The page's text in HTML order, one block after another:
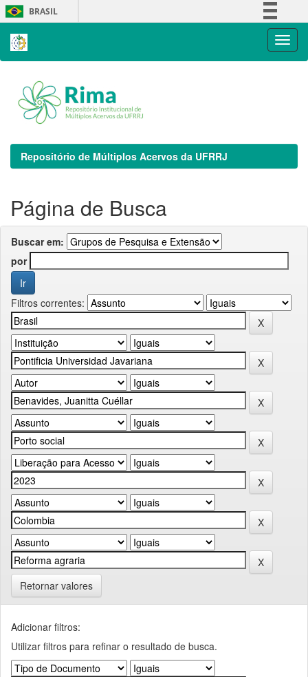
Skip
navigation
BRASIL
Repositório de Múltiplos Acervos da UFRRJ
Página de Busca
Buscar em:
por
Filtros correntes:
Retornar valores
Adicionar filtros:
Utilizar filtros para refinar o resultado de busca.